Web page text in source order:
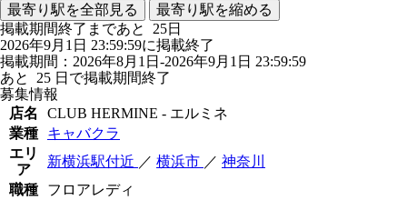
最寄り駅を全部見る
最寄り駅を縮める
掲載期間終了まであと 25日
2026年9月1日 23:59:59に掲載終了
掲載期間：2026年8月1日-2026年9月1日 23:59:59
あと 25 日で掲載期間終了
募集情報
店名
CLUB HERMINE - エルミネ
業種
キャバクラ
エリ
ア
新横浜駅付近 ／ 横浜市 ／ 神奈川
職種
フロアレディ